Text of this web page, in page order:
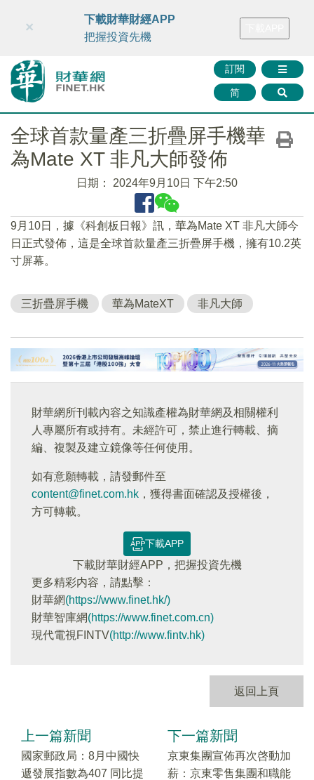
財華智庫網 FINTV FINMETA 財華證券 媒體矩陣
訂閱
简
×
下載財華財經APP
把握投資先機
全球首款量產三折疊屏手機華
為Mate XT 非凡大師發佈
日期： 2024年9月10日 下午2:50
9月10日，據《科創板日報》訊，華為Mate XT 非凡大師今
日正式發佈，這是全球首款量產三折疊屏手機，擁有10.2英
寸屏幕。
三折疊屏手機 華為MateXT 非凡大師
財華網所刊載內容之知識產權為財華網及相關權利
人專屬所有或持有。未經許可，禁止進行轉載、摘
編、複製及建立鏡像等任何使用。
如有意願轉載，請發郵件至
content@finet.com.hk ，獲得書面確認及授權後，
方可轉載。
下載APP
下載財華財經APP，把握投資先機
更多精彩内容，請點擊：
財華網(https://www.finet.hk/)
財華智庫網(https://www.finet.com.cn)
現代電視FINTV(http://www.fintv.hk)
返回上頁
上一篇新聞
國家郵政局：8月中國快
遞發展指數為407 同比提
下一篇新聞
京東集團宣佈再次啓動加
薪：京東零售集團和職能